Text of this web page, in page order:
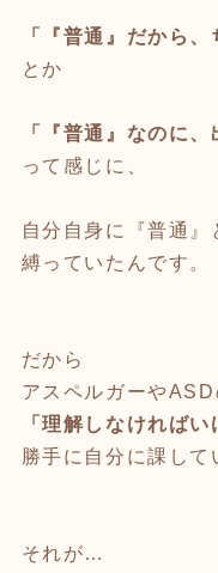
「『普通』だから
とか
「『普通』なのに
って感じに、
自分自身に『普通』
縛っていたんです。
だから
アスペルガーや
「理解しなければい
勝手に自分に課して
それが…